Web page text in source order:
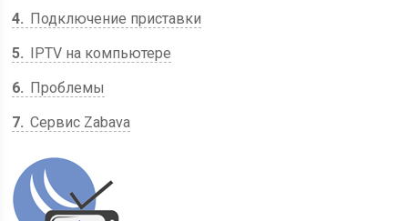
4
Подключение приставки
5
IPTV на компьютере
6
Проблемы
7 Сервис Zabava